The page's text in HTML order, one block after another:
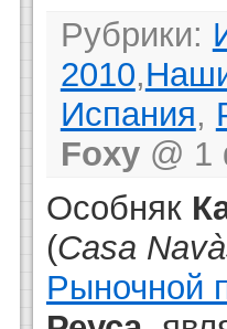
Рубрики:
2010,
Испания,
Foxy@ 1
Особняк
(Casa
Рыночной